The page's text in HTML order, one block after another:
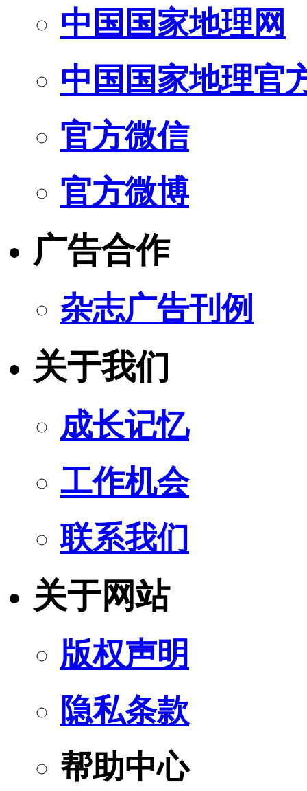
中国国家地理网
中国国家地理官
官方微信
官方微博
广告合作
杂志广告刊例
关于我们
成长记忆
工作机会
联系我们
关于网站
版权声明
隐私条款
帮助中心